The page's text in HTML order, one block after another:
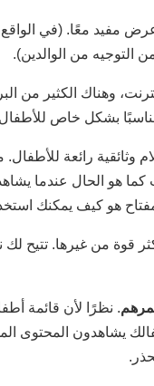
مفيد معًا. (في
التوجيه من الوالدين).
وهناك الكثير من
مناسبًا بشكل خاص
وثائقية رائعة
كما هو الحال عندما
هو كيف يمكنك
قوة من غيرها. تتيح لك
. نظرًا لأن قائمة
يشاهدون المحتوى